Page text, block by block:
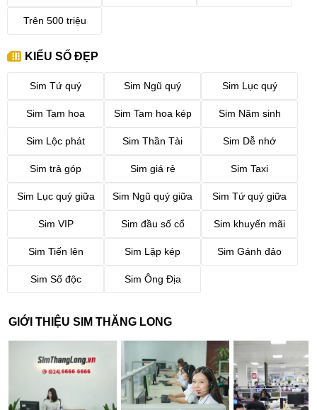
Trên 500 triệu
KIỂU SỐ ĐẸP
Sim Tứ quý Sim Ngũ quý Sim Lục quý
Sim Tam hoa Sim Tam hoa kép Sim Năm sinh
Sim Lộc phát Sim Thần Tài Sim Dễ nhớ
Sim trả góp Sim giá rẻ Sim Taxi
Sim Lục quý giữa Sim Ngũ quý giữa Sim Tứ quý giữa
Sim VIP Sim đầu số cổ Sim khuyến mãi
Sim Tiến lên Sim Lặp kép Sim Gánh đảo
Sim Số độc Sim Ông Địa
GIỚI THIỆU SIM THĂNG LONG